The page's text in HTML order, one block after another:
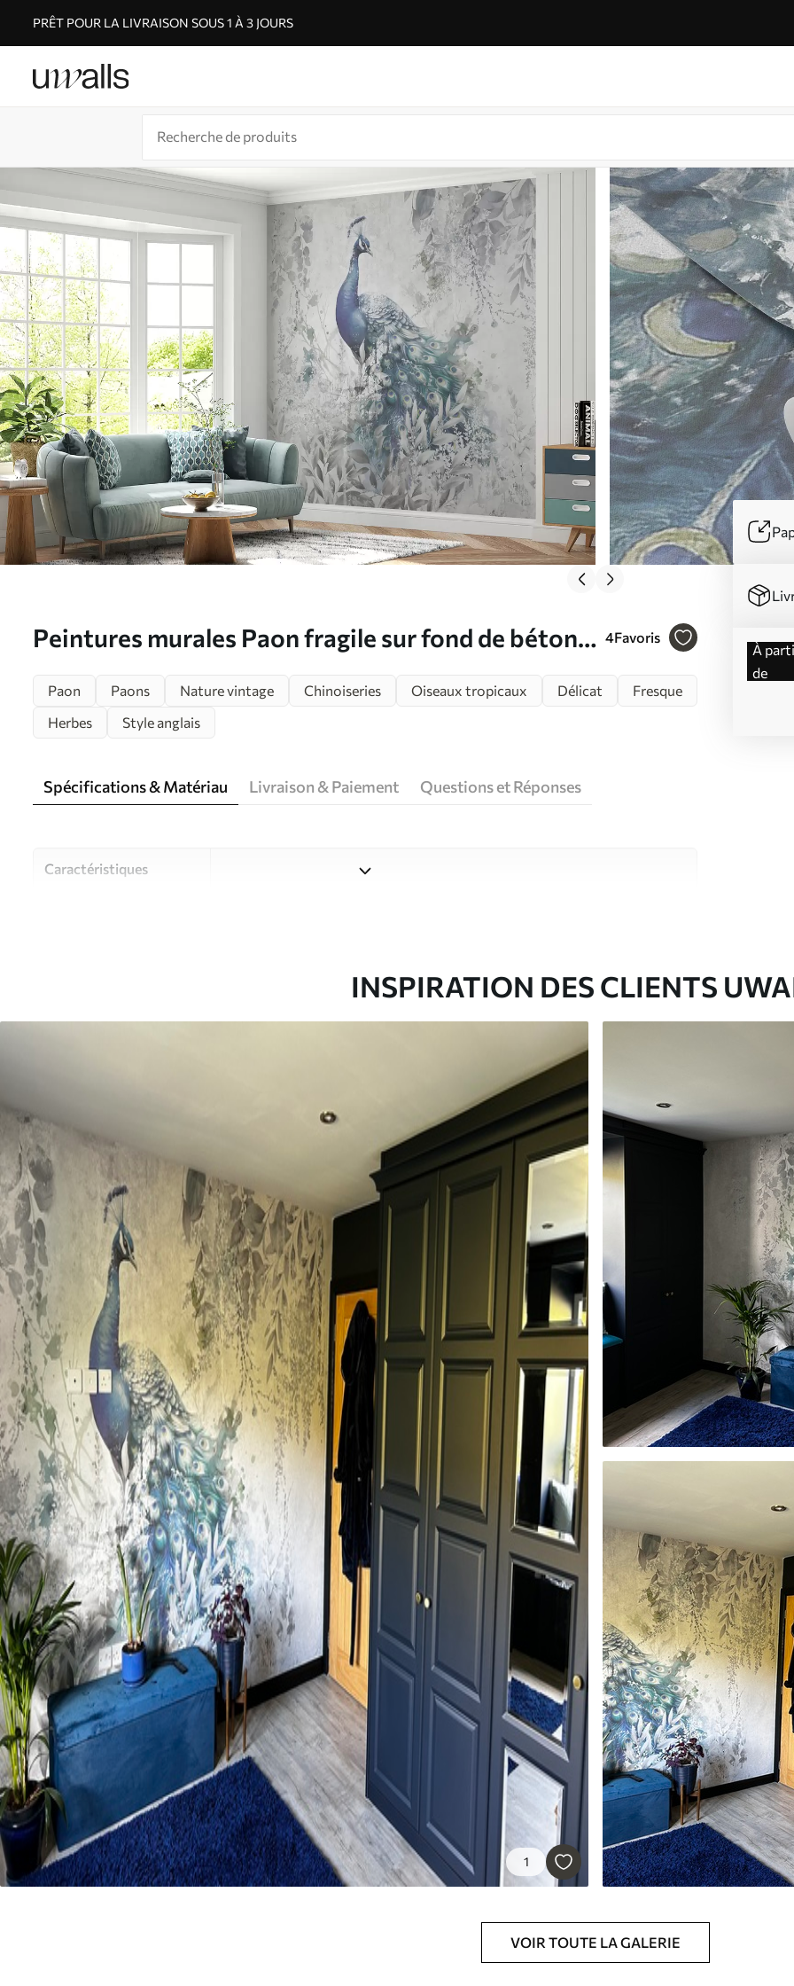
PRÊT POUR LA LIVRAISON SOUS 1 À 3 JOURS
Peintures murales Paon fragile sur fond de béton
4Favoris
à partir
de
Paon
Paons Nature vintage Chinoiseries Oiseaux tropicaux Délicat
Fresque
Herbes
Style anglais
Spécifications & Matériau Livraison & Paiement Questions et Réponses
Caractéristiques
Studio de design Uwalls
Imprimé sur commande et livré en rouleaux jusqu’à 50 cm de large.
Options
supplémentaires
Vernis protecteur et/ou colle pour papier peint disponibles.
Entretien
Nettoyage doux avec une éponge. Les papiers peints avec Vernis
protecteur être nettoyés à l’eau.
Méthode d'application Application transparente
Description des matériaux
Standard
43.33 26 .00₣/m²
Premium
55 33 .00
Vinyle Premium
63.33 38.00₣ /m²
Peel and Stick
80 48 .00
INSPIRATION DES CLIENTS
1
VOIR TOUTE LA GALERIE